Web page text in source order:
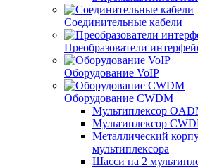
Соединительные кабели
Преобразователи
Оборудование VoIP
Оборудование CWDM
Мультиплекcор
Мультиплексор
Металлический
мультиплексора
Шасси на 2